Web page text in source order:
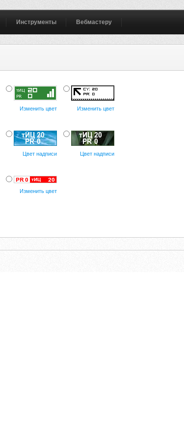
Инструменты Вебмастеру
Изменить цвет Изменить цвет
Цвет надписи Цвет надписи
Изменить цвет